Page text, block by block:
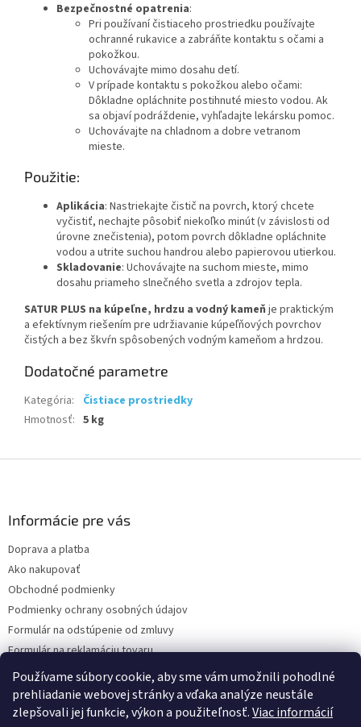
Používame súbory cookie, aby sme vám umožnili pohodlné
prehliadanie webovej stránky a vďaka analýze neustále
zlepšovali jej funkcie, výkon a použiteľnosť.Viac informácií
Bezpečnostné opatrenia:
Pri používaní čistiaceho prostriedku používajte
ochranné rukavice a zabráňte kontaktu s očami a
pokožkou.
Uchovávajte mimo dosahu detí.
V prípade kontaktu s pokožkou alebo očami:
Dôkladne opláchnite postihnuté miesto vodou. Ak
sa objaví podráždenie, vyhľadajte lekársku pomoc.
Uchovávajte na chladnom a dobre vetranom
mieste.
Použitie:
Aplikácia: Nastriekajte čistič na povrch, ktorý chcete
vyčistiť, nechajte pôsobiť niekoľko minút (v závislosti od
úrovne znečistenia), potom povrch dôkladne opláchnite
vodou a utrite suchou handrou alebo papierovou utierkou.
Skladovanie: Uchovávajte na suchom mieste, mimo
dosahu priameho slnečného svetla a zdrojov tepla.
SATUR PLUS na kúpeľne, hrdzu a vodný kameň je praktickým
a efektívnym riešením pre udržiavanie kúpeľňových povrchov
čistých a bez škvŕn spôsobených vodným kameňom a hrdzou.
Dodatočné parametre
Kategória:
Čistiace prostriedky
Hmotnosť: 5 kg
Informácie pre vás
Doprava a platba
Ako nakupovať
Obchodné podmienky
Podmienky ochrany osobných údajov
Formulár na odstúpenie od zmluvy
Formulár na reklamáciu tovaru
Kontakty